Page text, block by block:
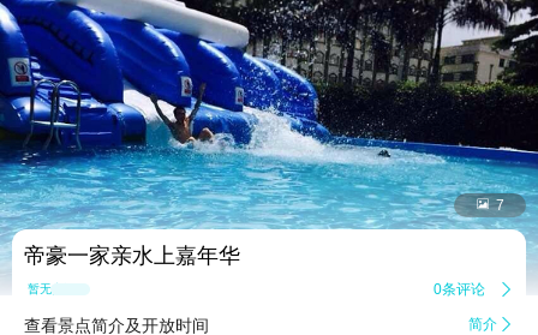
 7
帝豪一家亲水上嘉年华
暂无点评 0条评论 
查看景点简介及开放时间 简介 
